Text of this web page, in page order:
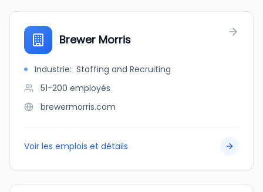
Brewer Morris
Industrie: Staffing and Recruiting
51-200 employés
brewermorris.com
Voir les emplois et détails